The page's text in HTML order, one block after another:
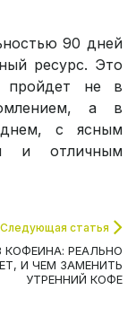
90 дней
ресурс. Это
пройдет не в
а в
с ясным
и отличным
Следующая статья
КОФЕИНА: РЕАЛЬНО
И ЧЕМ ЗАМЕНИТЬ
УТРЕННИЙ КОФЕ